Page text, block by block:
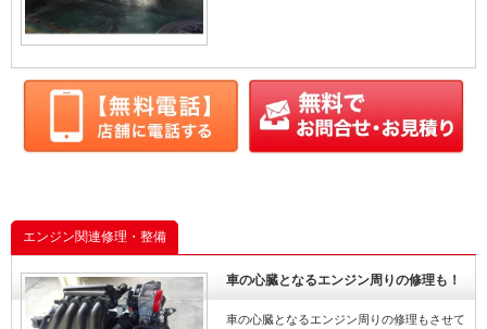
エンジン関連修理・整備
車の心臓となるエンジン周りの修理も！
車の心臓となるエンジン周りの修理もさせて